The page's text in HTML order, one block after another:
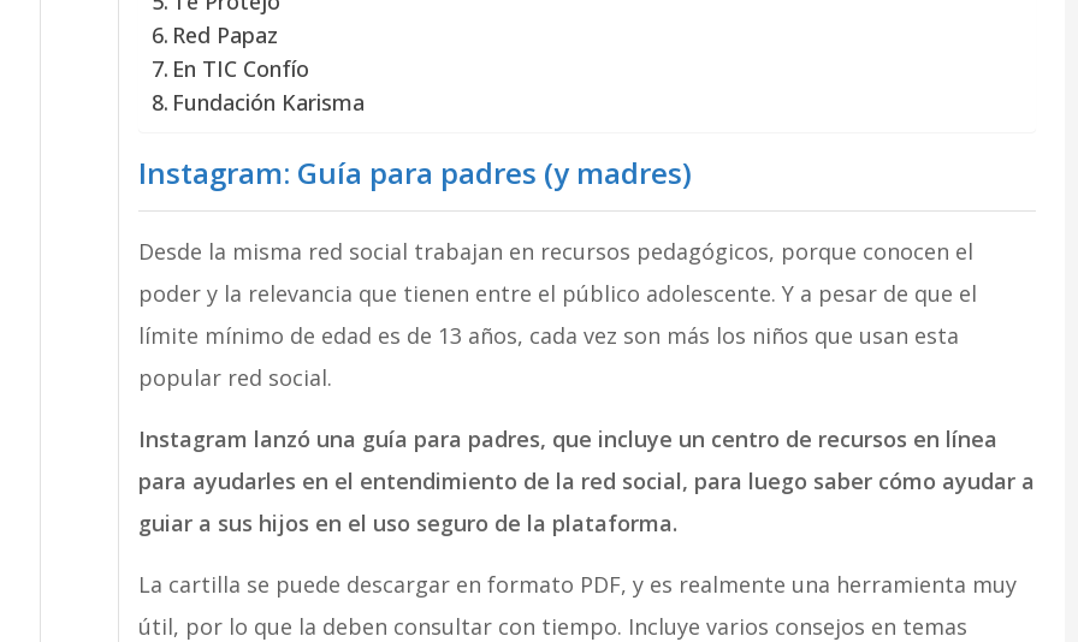
Red Papaz
En TIC Confío
Fundación Karisma
Instagram: Guía para padres (y madres)
Desde la misma red social trabajan en recursos pedagógicos, porque conocen el
poder y la relevancia que tienen entre el público adolescente. Y a pesar de que el
límite mínimo de edad es de 13 años, cada vez son más los niños que usan esta
popular red social.
Instagram lanzó una guía para padres, que incluye un centro de recursos en línea
para ayudarles en el entendimiento de la red social, para luego saber cómo ayudar a
guiar a sus hijos en el uso seguro de la plataforma.
La cartilla se puede descargar en formato PDF, y es realmente una herramienta muy
útil, por lo que la deben consultar con tiempo. Incluye varios consejos en temas